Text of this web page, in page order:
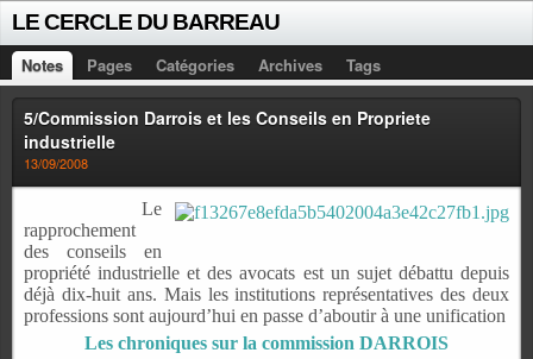
LE CERCLE DU BARREAU
Notes Pages Catégories Archives Tags
5/Commission Darrois et les Conseils en Propriete
industrielle
13/09/2008
Le
rapprochement
des conseils en
propriété industrielle et des avocats est un sujet débattu depuis
déjà dix-huit ans. Mais les institutions représentatives des deux
professions sont aujourd’hui en passe d’aboutir à une unification
Les chroniques sur la commission DARROIS